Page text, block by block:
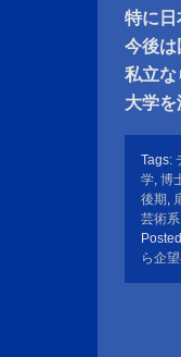
特に日
今後は
私立な
大学
Tags:
学, 博
後期,
芸術系
ら企